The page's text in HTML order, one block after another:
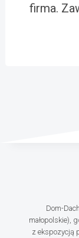
firma.
Dom-
małopolskie),
z ekspozycją